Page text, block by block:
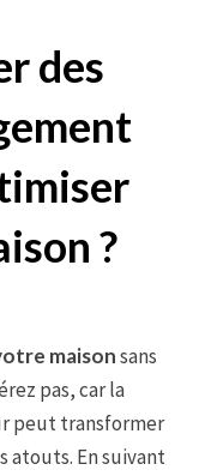
des
?
maisonsans
pas, car la
peut transformer
atouts. En suivant